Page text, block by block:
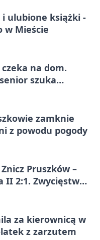
ulubione książki -
w Mieście
na dom.
szuka
zamknie
z powodu pogody
Pruszków –
II 2:1. Zwycięstwo
za kierownicą w
z zarzutem